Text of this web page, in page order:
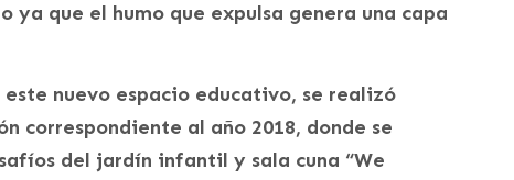
que el humo que expulsa genera una capa
nuevo espacio educativo, se realizó
correspondiente al año 2018, donde se
del jardín infantil y sala cuna “We